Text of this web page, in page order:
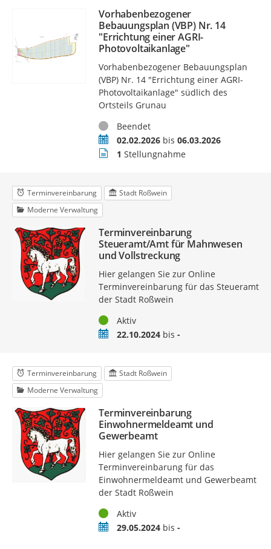
Vorhabenbezogener
Bebauungsplan (VBP) Nr. 14
"Errichtung einer AGRI-
Photovoltaikanlage"
Vorhabenbezogener Bebauungsplan
(VBP) Nr. 14 "Errichtung einer AGRI-
Photovoltaikanlage" südlich des
Ortsteils Grunau
StatusBeendet
Zeitraum02.02.2026bis 06.03.2026
Stellungnahmen
1 Stellungnahme
Terminvereinbarung
Stadt Roßwein
Moderne Verwaltung
Terminvereinbarung
Steueramt/Amt für Mahnwesen
und Vollstreckung
Hier gelangen Sie zur Online
Terminvereinbarung für das Steueramt
der Stadt Roßwein
StatusAktiv
Zeitraum22.10.2024bis -
Terminvereinbarung
Stadt Roßwein
Moderne Verwaltung
Terminvereinbarung
Einwohnermeldeamt und
Gewerbeamt
Hier gelangen Sie zur Online
Terminvereinbarung für das
Einwohnermeldeamt und Gewerbeamt
der Stadt Roßwein
StatusAktiv
Zeitraum29.05.2024bis -